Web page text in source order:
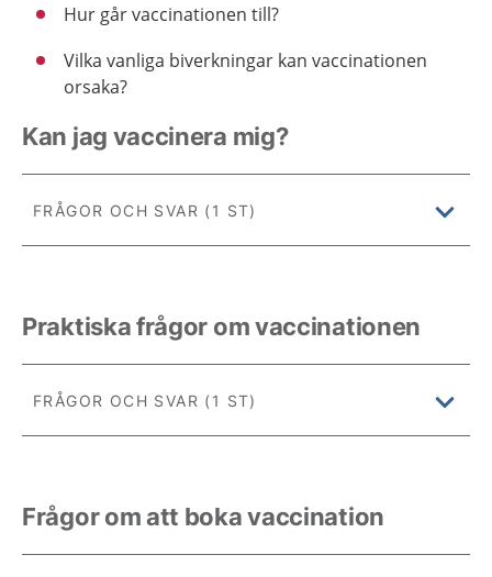
Hur går vaccinationen till?
Vilka vanliga biverkningar kan vaccinationen
orsaka?
Kan jag vaccinera mig?
FRÅGOR OCH SVAR (1 ST)
Praktiska frågor om vaccinationen
FRÅGOR OCH SVAR (1 ST)
Frågor om att boka vaccination